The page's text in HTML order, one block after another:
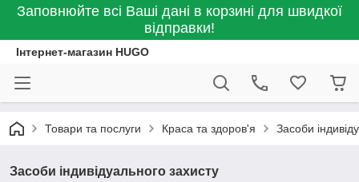
Заповнюйте всі Ваші дані в корзині для швидкої
відправки!
Інтернет-магазин HUGO
Товари та послуги Краса та здоров'я Засоби
Засоби індивідуального захисту